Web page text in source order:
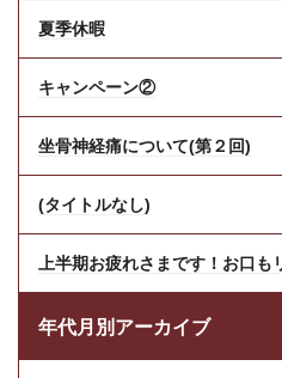
夏季休暇
キャンペーン②
坐骨神経痛について(第２回)
(タイトルなし)
上半期お疲れさまです！お口
年代月別アーカイブ